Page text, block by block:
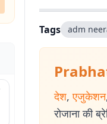
Tags adm
देश, एजुकेशन
रोजाना की